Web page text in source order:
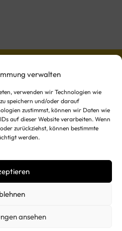
verwalten
verwenden wir Technologien wie
speichern und/oder darauf
zustimmst, können wir Daten wie
auf dieser Website verarbeiten. Wenn
zurückziehst, können bestimmte
werden.
ansehen